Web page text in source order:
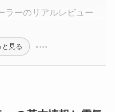
ラーのリアルレビュー
と見る